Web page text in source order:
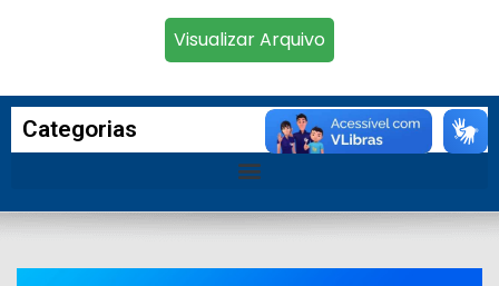
Visualizar Arquivo
Categorias